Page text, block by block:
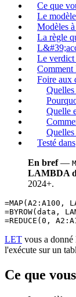
Ce que
Le
Modèles
La règle
Le verdict
Comment
Foire aux
Quelle
Testé dans
En bref—
LAMBDA
2024+.
LET vous a donné
l'exécute sur un
Ce que